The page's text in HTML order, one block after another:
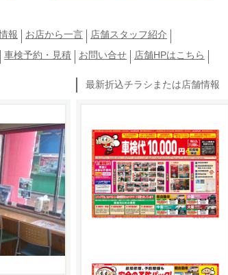
報 お店から一言
店舗スタッフ紹介
車検予約・見積 お問い合せ 店舗HPはこちら
最新折込チラシまたは店舗情報